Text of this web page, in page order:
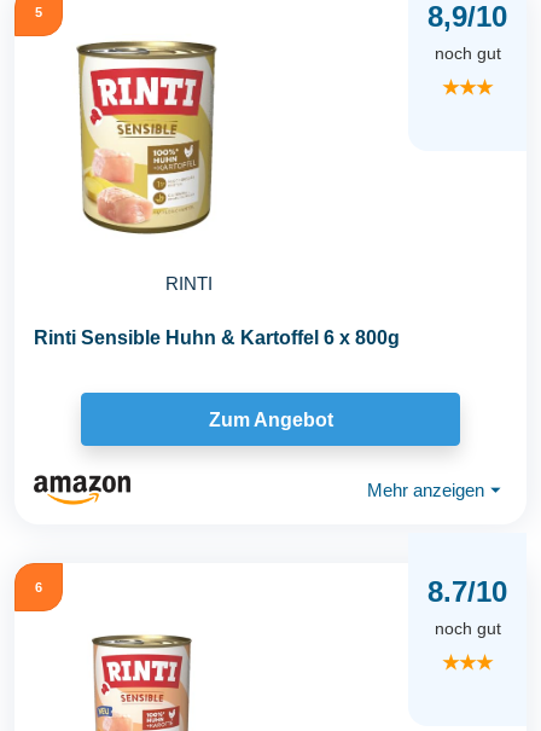
5
RINTI
8,9/10
noch gut
★★★
Rinti Sensible Huhn & Kartoffel 6 x 800g
Zum Angebot
Mehr anzeigen ⏷
6 8.7/10
noch gut
★★★